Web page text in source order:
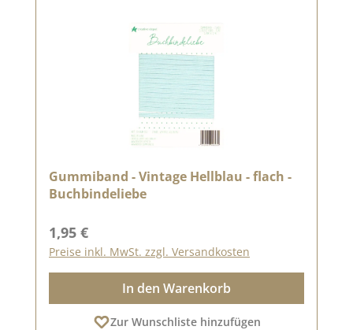
Gummiband - Vintage Hellblau - flach -
Buchbindeliebe
Regulärer Preis:
1,95 €
Preise inkl. MwSt. zzgl. Versandkosten
In den Warenkorb
Zur Wunschliste hinzufügen